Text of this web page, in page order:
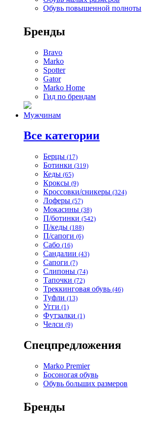
Обувь повышенной полноты
Бренды
Bravo
Marko
Spotter
Gator
Marko Home
Гид по брендам
Мужчинам
Все категории
Берцы (17)
Ботинки (319)
Кеды (65)
Кроксы (9)
Кроссовки/сникеры (324)
Лоферы (57)
Мокасины (38)
П/ботинки (542)
П/кеды (188)
П/сапоги (6)
Сабо (16)
Сандалии (43)
Сапоги (7)
Слипоны (74)
Тапочки (72)
Треккинговая обувь (46)
Туфли (13)
Угги (1)
Футзалки (1)
Челси (9)
Спецпредложения
Marko Premier
Босоногая обувь
Обувь больших размеров
Бренды